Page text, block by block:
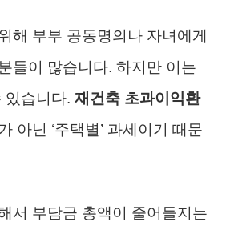
해 부부 공동명의나 자녀에게
들이 많습니다. 하지만 이는
있습니다. 재건축 초과이익환
아닌 ‘주택별’ 과세이기 때문
서 부담금 총액이 줄어들지는